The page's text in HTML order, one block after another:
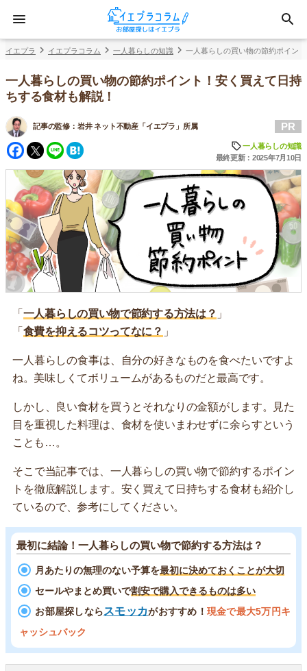
イエプラ イエプラコラム 一人暮らしの知識 一人暮らしの買い物の節約ポイン
一人暮らしの買い物の節約ポイント！安く買えて日持
ちする食材も解説！
記事の監修： 岩井 ネット不動産「イエプラ」所属
Facebook
Twitter
Line
PR
一人暮らしの知識
最終更新：2025年7月10日
「 一人暮らしの買い物で節約する方法は？ 」
「 食費を抑えるコツってなに？ 」
一人暮らしの食事は、自分の好きなものを食べたいですよ
ね。美味しくてボリュームがあるものだと最高です。
しかし、良い食材を買うとそれなりの金額がします。見た
目を重視した料理は、食材を使いまわせずに余らすという
ことも…。
そこで当記事では、一人暮らしの買い物で節約するポイン
トを徹底解説します。安く買えて日持ちする食材も紹介し
ているので、参考にしてください。
最初に結論！一人暮らしの買い物で節約する方法は？
月あたりの無理のない予算を最初に決めておくことが大切
セールやまとめ買いで割安で購入できるものは多い
お部屋探しならスモッカがおすすめ！ 現金で最大5万円キ
ャッシュバック